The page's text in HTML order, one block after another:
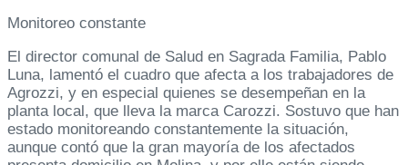
Monitoreo constante
El director comunal de Salud en Sagrada Familia, Pablo
Luna, lamentó el cuadro que afecta a los trabajadores de
Agrozzi, y en especial quienes se desempeñan en la
planta local, que lleva la marca Carozzi. Sostuvo que han
estado monitoreando constantemente la situación,
aunque contó que la gran mayoría de los afectados